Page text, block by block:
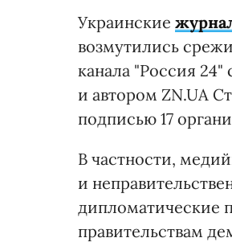
Украинские
возмутились
канала "Россия
и автором ZN.UA
подписью 17
В частности,
и
дипломатические
правительствам